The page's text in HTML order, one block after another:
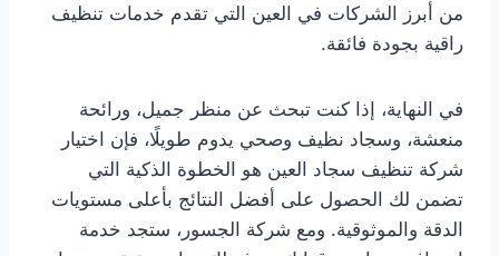
من أبرز الشركات في العين التي تقدم خدمات تنظيف
راقية بجودة فائقة.
في النهاية، إذا كنت تبحث عن منظر جميل، ورائحة
منعشة، وسجاد نظيف وصحي يدوم طويلًا، فإن اختيار
شركة تنظيف سجاد العين هو الخطوة الذكية التي
تضمن لك الحصول على أفضل النتائج بأعلى مستويات
الدقة والموثوقية. ومع شركة الجسور، ستجد خدمة